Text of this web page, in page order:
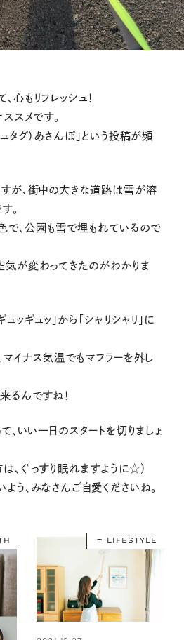
心もリフレッシュ！
スメです。
タグ）あさんぽ」という投稿が頻
が、街中の大きな道路は雪が溶
。
で、公園も雪で埋もれているので
が変わってきたのがわかりま
ッギュッ」から「シャリシャリ」に
イナス気温でもマフラーを外し
るんですね！
、いい一日のスタートを切りましょ
、ぐっすり眠れますように☆）
う、みなさんご自愛くださいね。
LIFESTYLE